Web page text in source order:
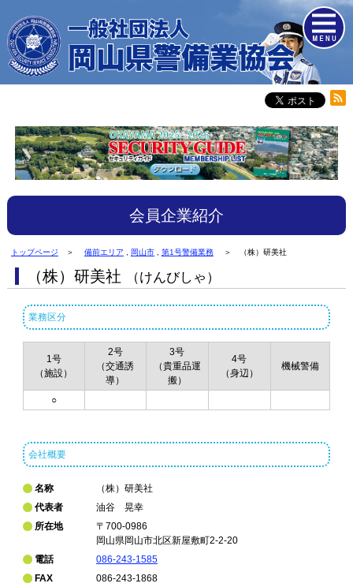
会員企業紹介
トップページ ＞ 備前エリア 岡山市, 第1号警備業務 ＞ （株）研美社
（株）研美社 （けんびしゃ）
業務区分
1号
（施設）
2号
（交通誘
導）
3号
（貴重品運
搬）
4号
（身辺）
機械警備
○
会社概要
名称
（株）研美社
代表者
油谷 晃幸
所在地
〒700-0986
岡山県岡山市北区新屋敷町2-2-20
電話
086-243-1585
FAX
086-243-1868